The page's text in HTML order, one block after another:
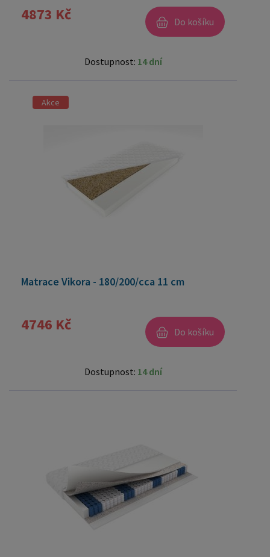
4873 Kč Do košíku
Dostupnost: 14 dní
Akce
Matrace Vikora - 180/200/cca 11 cm
4746 Kč Do košíku
Dostupnost: 14 dní